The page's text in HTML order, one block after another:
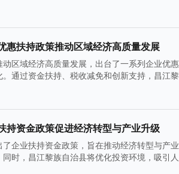
惠扶持政策推动区域经济高质量发展
区域经济高质量发展，出台了一系列企业优
通过资金扶持、税收减免和创新支持，昌江
持资金政策促进经济转型与产业升级
企业扶持资金政策，旨在推动经济转型与产
时，昌江黎族自治县将优化投资环境，吸引